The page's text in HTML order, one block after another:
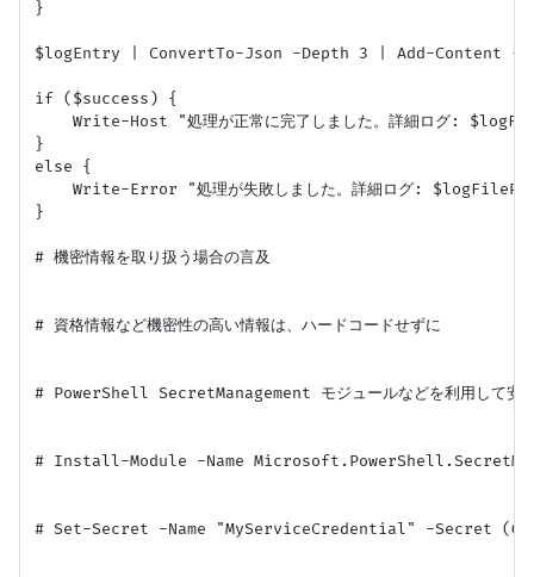
}
$logEntry | ConvertTo-Json -Depth 3 | Add-Content -
if ($success) {
Write-Host "処理が正常に完了しました。詳細ログ:
}
else {
Write-Error "処理が失敗しました。詳細ログ:
}
# 機密情報を取り扱う場合の言及
# 資格情報など機密性の高い情報は、ハードコードせずに
# PowerShell SecretManagement モジュールなどを利用して安全
# Install-Module -Name
# Set-Secret -Name "MyServiceCredential" -Secret